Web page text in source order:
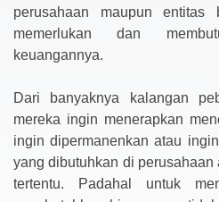
perusahaan maupun
memerlukan dan
keuangannya.
Dari banyaknya kalangan
mereka ingin menerapkan
ingin dipermanenkan atau
yang dibutuhkan di
tertentu. Padahal untuk